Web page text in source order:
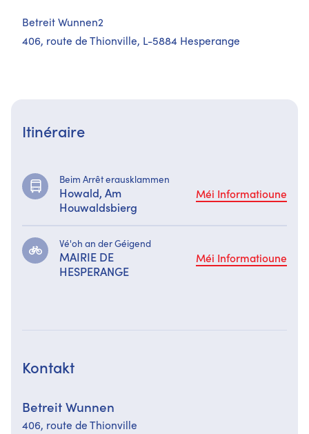
Betreit Wunnen2
406, route de Thionville, L-5884 Hesperange
Itinéraire
Beim Arrêt erausklammen
Howald, Am
Houwaldsbierg
Méi Informatioune
Vé'oh an der Géigend
MAIRIE DE
HESPERANGE
Méi Informatioune
Kontakt
Betreit Wunnen
406, route de Thionville